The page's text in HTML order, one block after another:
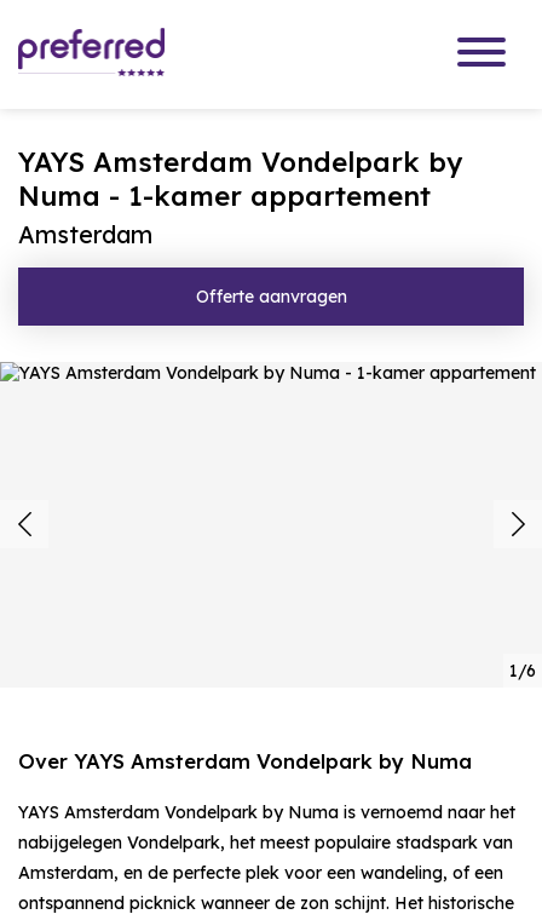
YAYS Amsterdam Vondelpark by
Numa - 1-kamer appartement
Amsterdam
Offerte aanvragen
1/6
Over YAYS Amsterdam Vondelpark by Numa
YAYS Amsterdam Vondelpark by Numa is vernoemd naar het
nabijgelegen Vondelpark, het meest populaire stadspark van
Amsterdam, en de perfecte plek voor een wandeling, of een
ontspannend picknick wanneer de zon schijnt. Het historische